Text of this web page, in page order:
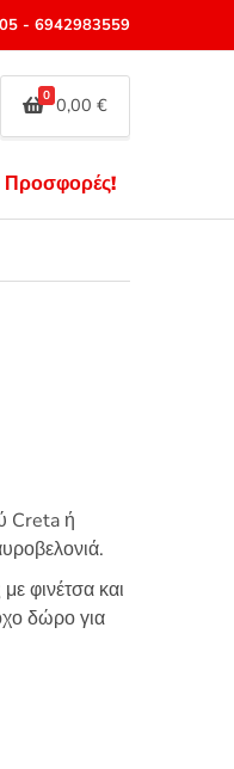
- 6942983559
0 0,00 €
Προσφορές!
Creta ή
φινέτσα και
δώρο για